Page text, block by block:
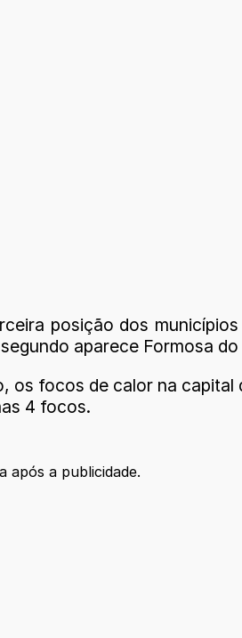
posição dos
aparece Formosa
focos de calor na
4 focos.
após a publicidade.